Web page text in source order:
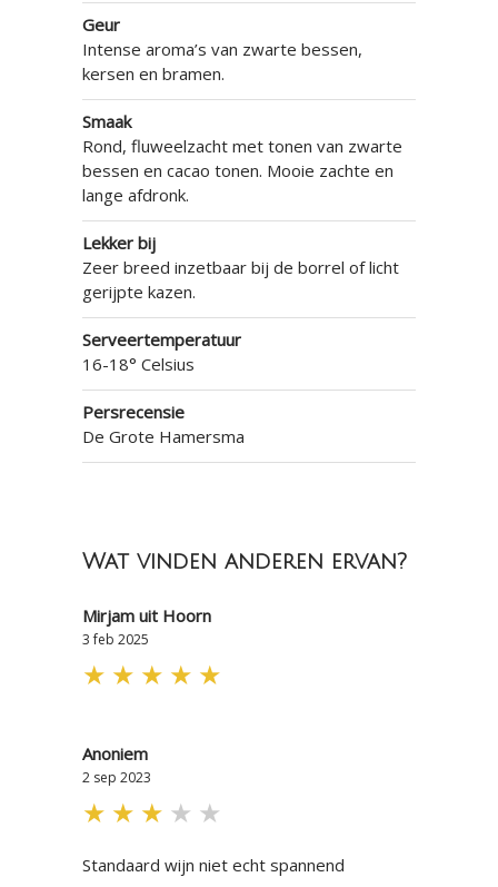
Geur
Intense aroma’s van zwarte bessen,
kersen en bramen.
Smaak
Rond, fluweelzacht met tonen van zwarte
bessen en cacao tonen. Mooie zachte en
lange afdronk.
Lekker bij
Zeer breed inzetbaar bij de borrel of licht
gerijpte kazen.
Serveertemperatuur
16-18° Celsius
Persrecensie
De Grote Hamersma
Wat vinden anderen ervan?
Mirjam uit Hoorn
3 feb 2025
★ ★ ★ ★ ★
Anoniem
2 sep 2023
★ ★ ★ ★ ★
Standaard wijn niet echt spannend